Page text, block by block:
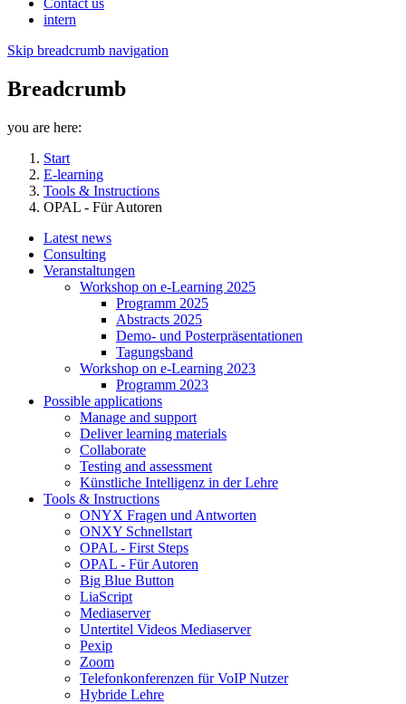
Contact us
intern
Skip breadcrumb navigation
Breadcrumb
you are here:
Start
E-learning
Tools & Instructions
OPAL - Für Autoren
Latest news
Consulting
Veranstaltungen
Workshop on e-Learning 2025
Programm 2025
Abstracts 2025
Demo- und Posterpräsentationen
Tagungsband
Workshop on e-Learning 2023
Programm 2023
Possible applications
Manage and support
Deliver learning materials
Collaborate
Testing and assessment
Künstliche Intelligenz in der Lehre
Tools & Instructions
ONYX Fragen und Antworten
ONXY Schnellstart
OPAL - First Steps
OPAL - Für Autoren
Big Blue Button
LiaScript
Mediaserver
Untertitel Videos Mediaserver
Pexip
Zoom
Telefonkonferenzen für VoIP Nutzer
Hybride Lehre